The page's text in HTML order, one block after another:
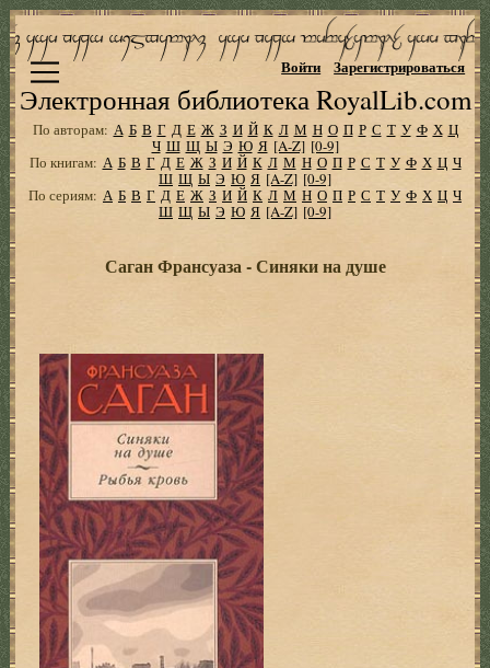
Электронная библиотека RoyalLib.com
Войти Зарегистрироваться
По авторам: А Б В Г Д Е Ж З И Й К Л М Н О П Р С Т У Ф Х Ц
Ч Ш Щ Ы Э Ю Я [A-Z] [0-9]
По книгам: А Б В Г Д Е Ж З И Й К Л М Н О П Р С Т У Ф Х Ц Ч
Ш Щ Ы Э Ю Я [A-Z] [0-9]
По сериям: А Б В Г Д Е Ж З И Й К Л М Н О П Р С Т У Ф Х Ц Ч
Ш Щ Ы Э Ю Я [A-Z] [0-9]
Саган Франсуаза - Синяки на душе